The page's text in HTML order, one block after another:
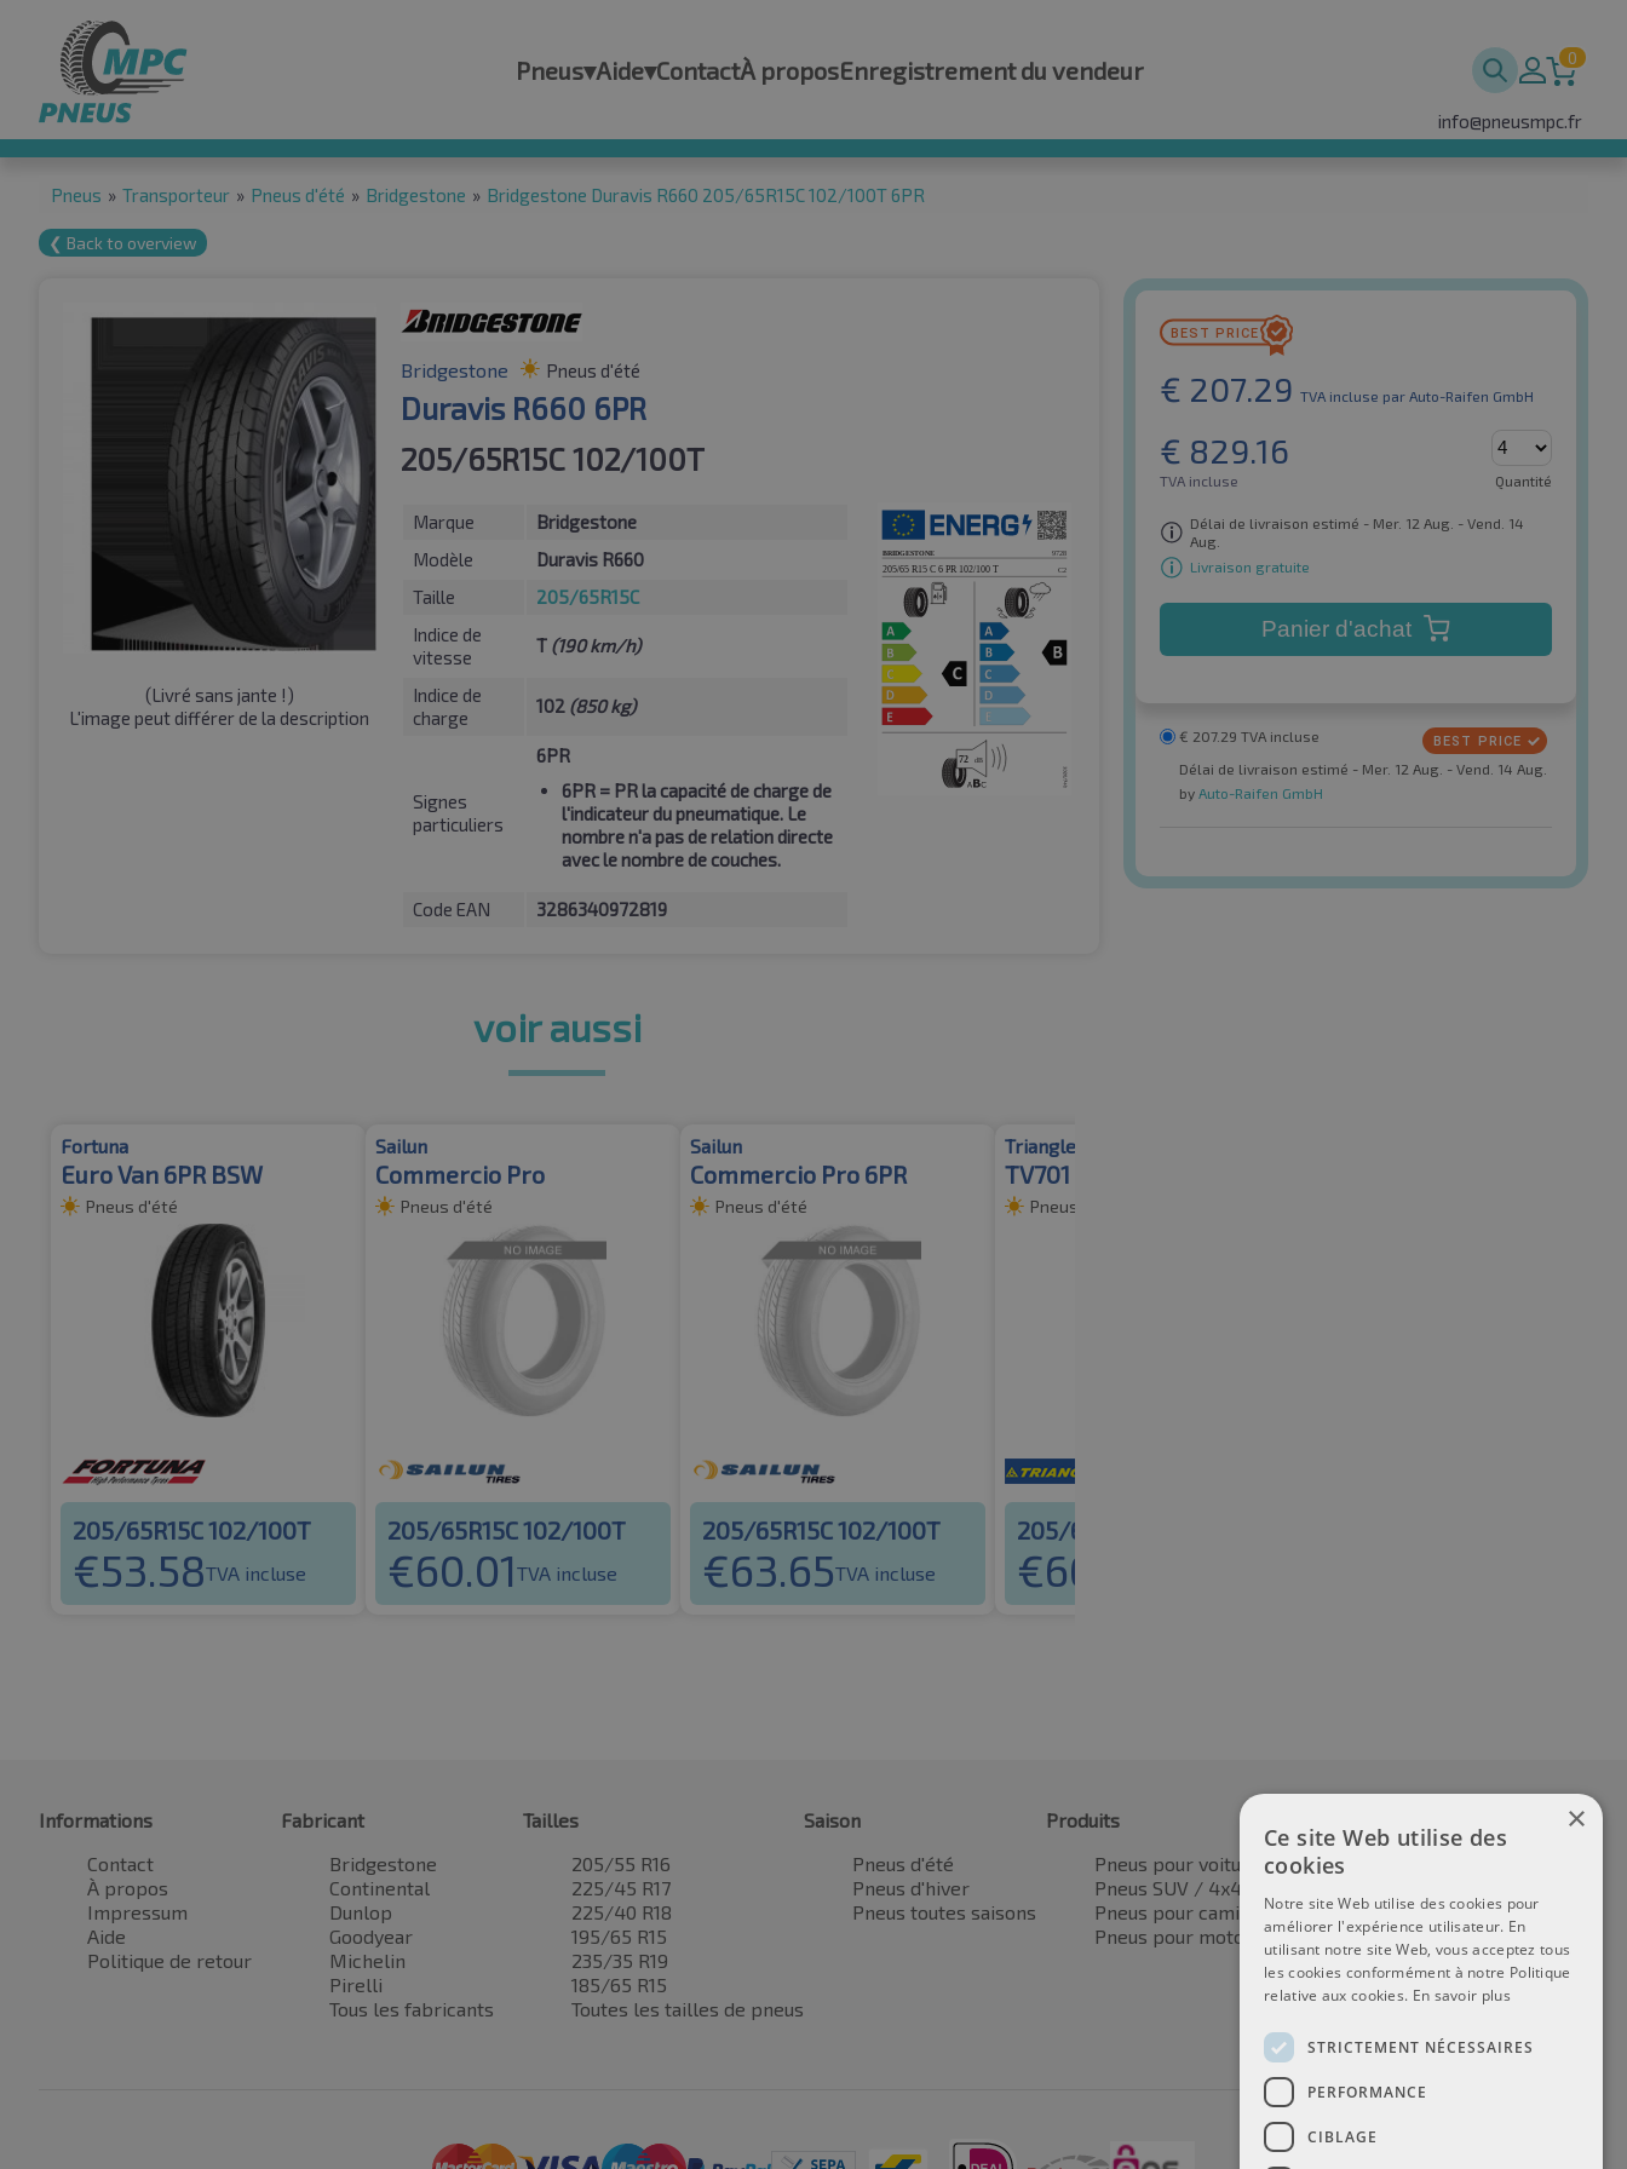
Pneus▾Aide▾ContactÀ proposEnregistrement du vendeur 0
info@pneusmpc.fr
Pneus » Transporteur » Pneus d'été » Bridgestone » Bridgestone Duravis R660 205/65R15C 102/100T 6PR
❮ Back to overview
(Livré sans jante !)
L'image peut différer de la description
Bridgestone Pneus d'été
Duravis R660 6PR
205/65R15C 102/100T
Marque
Bridgestone
Modèle
Duravis R660
Taille
205/65R15C
Indice de
vitesse
T (190 km/h)
Indice de
charge
102 (850 kg)
Signes
particuliers
6PR
6PR= PR la capacité de charge de
l'indicateur du pneumatique. Le
nombre n'a pas de relation directe
avec le nombre de couches.
Code EAN 3286340972819
€ 207.29 TVA incluse par Auto-Raifen GmbH
€ 829.16
TVA incluse Quantité
Délai de livraison estimé - Mer. 12 Aug. - Vend. 14
Aug.
Livraison gratuite
Panier d'achat
€ 207.29 TVA incluse
Délai de livraison estimé - Mer. 12 Aug. - Vend. 14 Aug.
by Auto-Raifen GmbH
voir aussi
Fortuna
Euro Van 6PR BSW
Pneus d'été
205/65R15C 102/100T
€53.58TVA incluse
Sailun
Commercio Pro
Pneus d'été
205/65R15C 102/100T
€60.01 TVA incluse
Sailun
Commercio Pro 6PR
Pneus d'été
205/65R15C 102/100T
€63.65TVA incluse
Triangle
TV701 TL
Pneus d'été
205/65R15C 102/100T
€66.22
Informations
Contact
À propos
Impressum
Aide
Politique de retour
Fabricant
Bridgestone
Continental
Dunlop
Goodyear
Michelin
Pirelli
Tous les fabricants
Tailles
205/55 R16
225/45 R17
225/40 R18
195/65 R15
235/35 R19
185/65 R15
Toutes les tailles de pneus
Saison
Pneus d'été
Pneus d'hiver
Pneus toutes saisons
Produits
Pneus pour voitures
Pneus SUV / 4x4
Pneus pour camionnettes
Pneus pour motos
×
Ce site Web utilise des
cookies
Notre site Web utilise des cookies pour
améliorer l'expérience utilisateur. En
utilisant notre site Web, vous acceptez tous
les cookies conformément à notre Politique
relative aux cookies. En savoir plus
STRICTEMENT NÉCESSAIRES
PERFORMANCE
CIBLAGE